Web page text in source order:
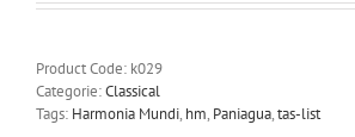
Product Code: k029
Categorie:Classical
Tags: Harmonia Mundi, hm, Paniagua,tas-list